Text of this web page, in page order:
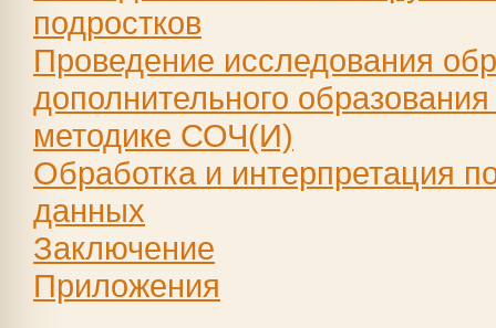
подростков
Проведение исследования
дополнительного
методике СОЧ(И)
Обработка и интерпретация
данных
Заключение
Приложения